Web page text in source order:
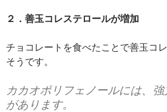
２．善玉コレステロールが増加
チョコレートを食べたことで善玉コ
そうです。
カカオポリフェノールには、
があります。